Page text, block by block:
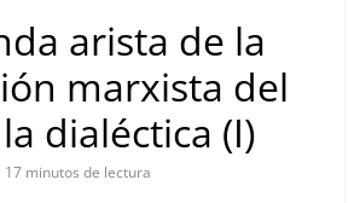
arista de la
marxista del
dialéctica (I)
17 minutos de lectura